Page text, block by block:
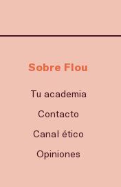
Sobre Flou
Tu academia
Contacto
Canal ético
Opiniones